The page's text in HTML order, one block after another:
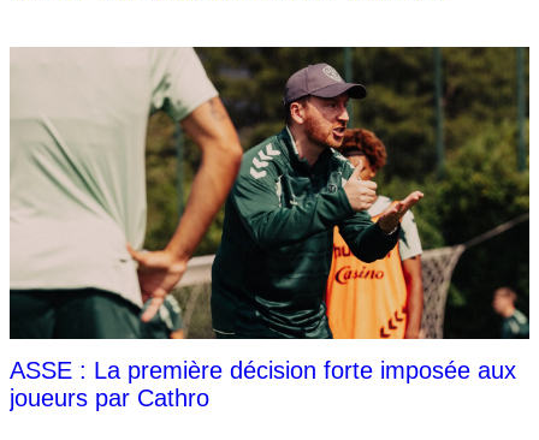
ASSE : La première décision forte imposée aux
joueurs par Cathro